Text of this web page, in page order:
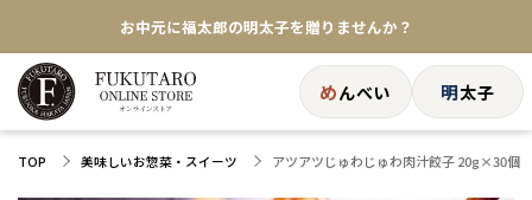
★めんべい25周年記念商品が登場★
【色々な味を試したい方へ】ポストイン！めんべい
送料全国一律770円！10,800円以上で送料無料
めんべい 明太子
TOP 美味しいお惣菜・スイーツ アツアツじゅわじゅわ肉汁餃子 20g×30個